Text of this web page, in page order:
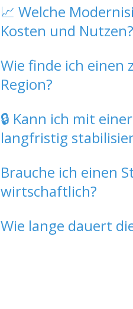
📈 Welche
Kosten und Nutzen?
Wie finde ich einen
Region?
🔒 Kann ich mit
langfristig
Brauche ich einen
wirtschaftlich?
Wie lange dauert